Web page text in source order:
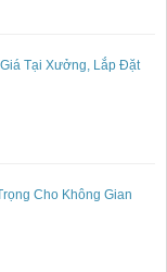
Tại Xưởng, Lắp Đặt
Cho Không Gian